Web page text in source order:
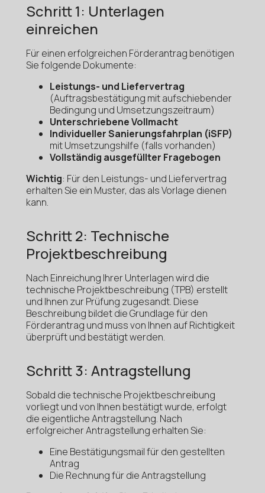
Schritt 1: Unterlagen
einreichen
Für einen erfolgreichen Förderantrag benötigen
Sie folgende Dokumente:
Leistungs- und Liefervertrag
(Auftragsbestätigung mit aufschiebender
Bedingung und Umsetzungszeitraum)
Unterschriebene Vollmacht
Individueller Sanierungsfahrplan (iSFP)
mit Umsetzungshilfe (falls vorhanden)
Vollständig ausgefüllter Fragebogen
Wichtig: Für den Leistungs- und Liefervertrag
erhalten Sie ein Muster, das als Vorlage dienen
kann.
Schritt 2: Technische
Projektbeschreibung
Nach Einreichung Ihrer Unterlagen wird die
technische Projektbeschreibung (TPB) erstellt
und Ihnen zur Prüfung zugesandt. Diese
Beschreibung bildet die Grundlage für den
Förderantrag und muss von Ihnen auf Richtigkeit
überprüft und bestätigt werden.
Schritt 3: Antragstellung
Sobald die technische Projektbeschreibung
vorliegt und von Ihnen bestätigt wurde, erfolgt
die eigentliche Antragstellung. Nach
erfolgreicher Antragstellung erhalten Sie:
Eine Bestätigungsmail für den gestellten
Antrag
Die Rechnung für die Antragstellung